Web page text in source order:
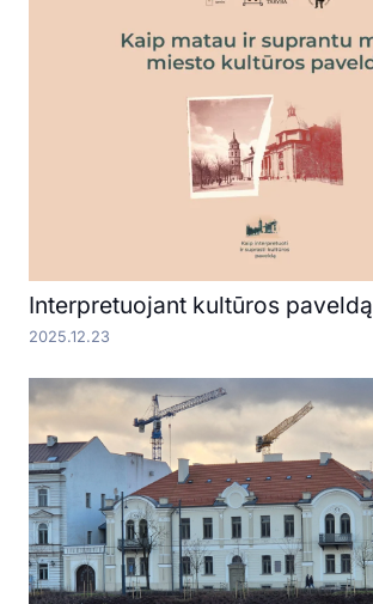
Interpretuojant kultūros paveldą
2025.12.23